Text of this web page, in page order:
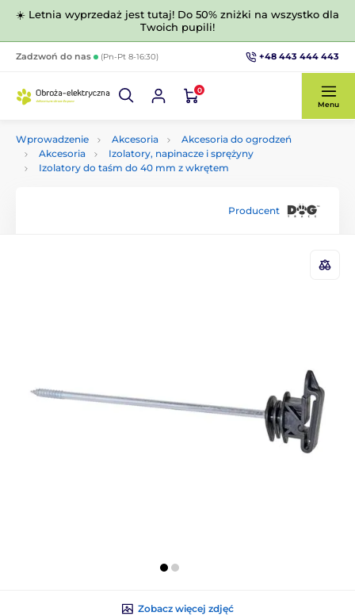
☀️ Letnia wyprzedaż jest tutaj! Do 50% zniżki na wszystko dla
Twoich pupili!
Zadzwoń do nas (Pn-Pt 8-16:30) +48 443 444 443
0
Menu
Wprowadzenie Akcesoria
Akcesoria do ogrodzeń
Akcesoria
Izolatory, napinacze i sprężyny
Izolatory do taśm do 40 mm z wkrętem
Producent
Zobacz więcej zdjęć